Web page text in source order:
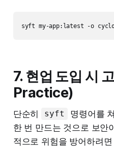
7. 현업 도입 시
Practice)
단순히 syft
명령어를
한 번 만드는 것으로 보안
적으로 위험을 방어하려